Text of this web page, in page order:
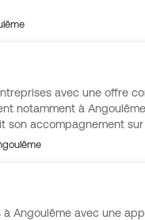
avec une offre
notamment à
son accompagnement
du patrimoine du
réseau Viseeon lui permet
Angoulême avec une